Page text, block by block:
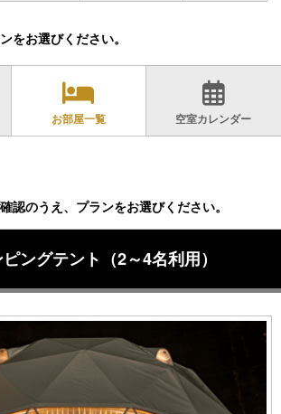
をお選びください。
お部屋一覧 空室カレンダー
認のうえ、プランをお選びください。
ングテント（2～4名利用）